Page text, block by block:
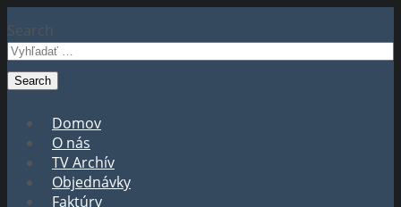
Search
Domov
O nás
TV Archív
Objednávky
Faktúry